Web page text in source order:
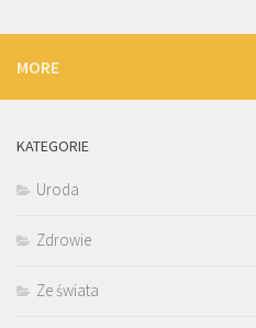
MORE
KATEGORIE
Uroda
Zdrowie
Ze świata